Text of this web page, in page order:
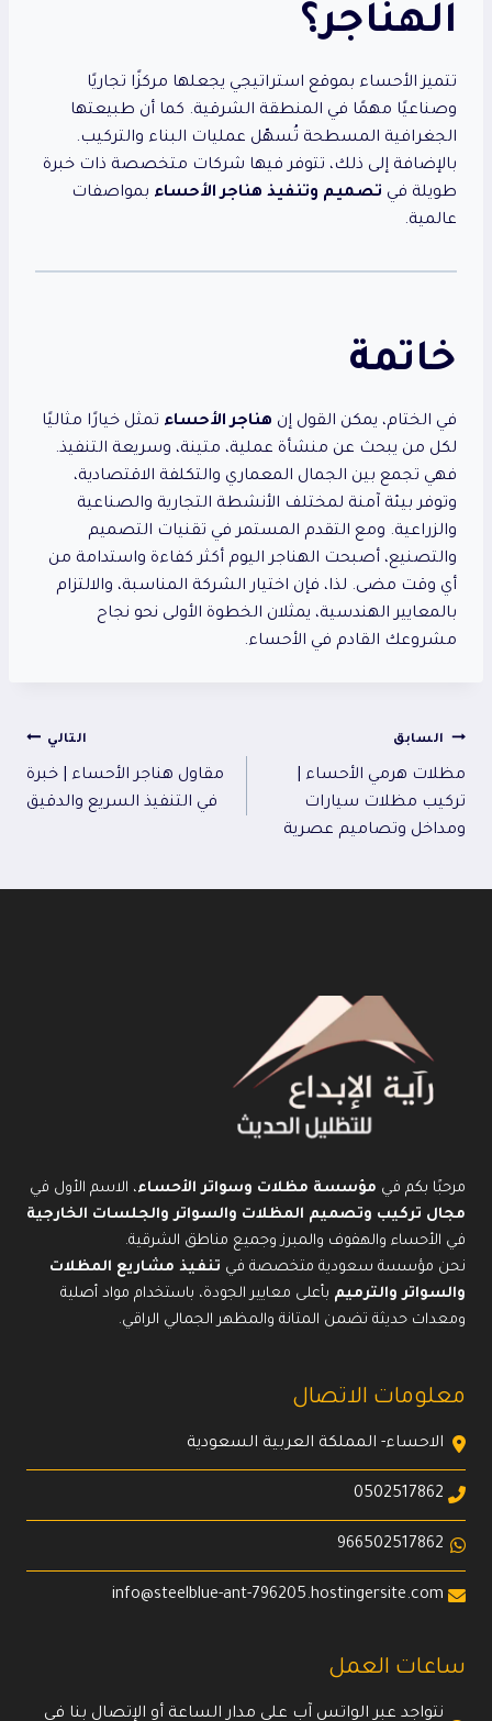
الهناجر؟
تتميز الأحساء بموقع استراتيجي يجعلها مركزًا تجاريًا
وصناعيًا مهمًا في المنطقة الشرقية. كما أن طبيعتها
الجغرافية المسطحة تُسهّل عمليات البناء والتركيب.
بالإضافة إلى ذلك، تتوفر فيها شركات متخصصة ذات خبرة
طويلة في تصميم وتنفيذ هناجر الأحساء بمواصفات
عالمية.
خاتمة
في الختام، يمكن القول إن هناجر الأحساء تمثل خيارًا مثاليًا
لكل من يبحث عن منشأة عملية، متينة، وسريعة التنفيذ.
فهي تجمع بين الجمال المعماري والتكلفة الاقتصادية،
وتوفر بيئة آمنة لمختلف الأنشطة التجارية والصناعية
والزراعية. ومع التقدم المستمر في تقنيات التصميم
والتصنيع، أصبحت الهناجر اليوم أكثر كفاءة واستدامة من
أي وقت مضى. لذا، فإن اختيار الشركة المناسبة، والالتزام
بالمعايير الهندسية، يمثلان الخطوة الأولى نحو نجاح
مشروعك القادم في الأحساء.
تصفّح
المقالات
السابق
مظلات هرمي الأحساء |
تركيب مظلات سيارات
ومداخل وتصاميم عصرية
التالي
مقاول هناجر الأحساء | خبرة
في التنفيذ السريع والدقيق
مرحبًا بكم في مؤسسة مظلات وسواتر الأحساء، الاسم الأول في
مجال تركيب وتصميم المظلات والسواتر والجلسات الخارجية
في الأحساء والهفوف والمبرز وجميع مناطق الشرقية.
نحن مؤسسة سعودية متخصصة في تنفيذ مشاريع المظلات
والسواتر والترميم بأعلى معايير الجودة، باستخدام مواد أصلية
ومعدات حديثة تضمن المتانة والمظهر الجمالي الراقي.
معلومات الاتصال
الاحساء- المملكة العربية السعودية
0502517862
966502517862
info@steelblue-ant-796205.hostingersite.com
ساعات العمل
نتواجد عبر الواتس آب على مدار الساعة أو الإتصال بنا في